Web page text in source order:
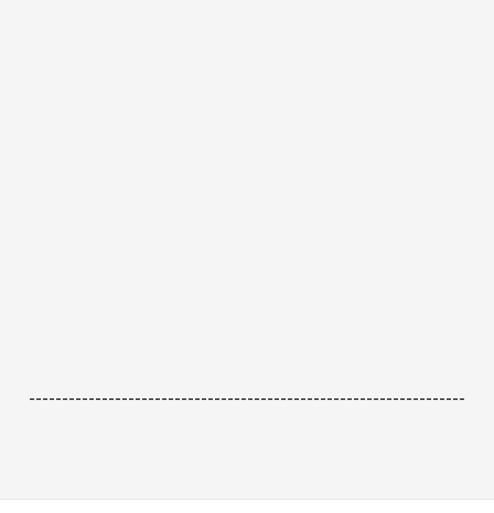
------------------------------------------------------------------